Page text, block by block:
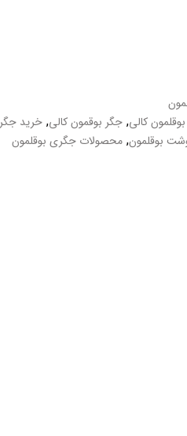
کالی, جگر بوقمون کالی, خرید جگر
بوقلمون, محصولات جگری بوقلمون